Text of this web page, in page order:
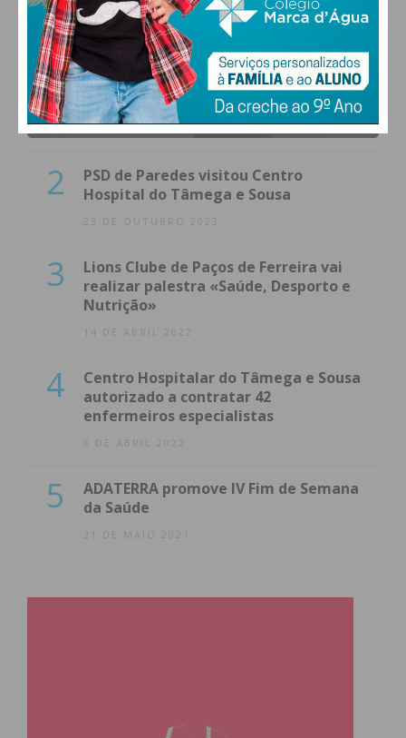
1
(VÍDEO) Carlos Alberto Silva vê
Unidade Local de Saúde como uma
oportunidade
23 DE NOVEMBRO 2023
2
PSD de Paredes visitou Centro
Hospital do Tâmega e Sousa
23 DE OUTUBRO 2023
3
Lions Clube de Paços de Ferreira vai
realizar palestra «Saúde, Desporto e
Nutrição»
14 DE ABRIL 2022
4
Centro Hospitalar do Tâmega e Sousa
autorizado a contratar 42
enfermeiros especialistas
8 DE ABRIL 2022
5
ADATERRA promove IV Fim de Semana
da Saúde
21 DE MAIO 2021